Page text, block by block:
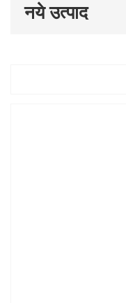
नये उत्पाद